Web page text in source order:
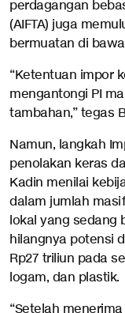
perdagangan
(AIFTA) juga
bermuatan di
“Ketentuan impor
mengantongi PI
tambahan,” tegas
Namun, langkah
penolakan keras
Kadin menilai
dalam jumlah
lokal yang sedang
hilangnya potensi
Rp27 triliun pada
logam, dan plastik.
“Setelah